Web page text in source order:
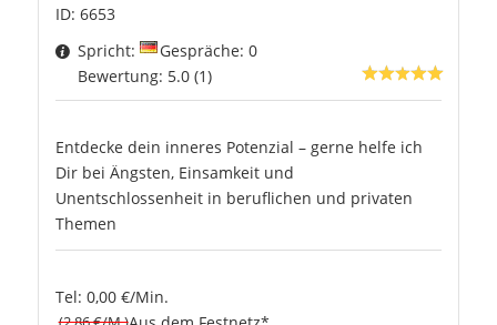
ID: 6653
Spricht:
Gespräche: 0
Bewertung: 5.0 (1)
Entdecke dein inneres Potenzial – gerne helfe ich
Dir bei Ängsten, Einsamkeit und
Unentschlossenheit in beruflichen und privaten
Themen
Tel: 0,00 €/Min.